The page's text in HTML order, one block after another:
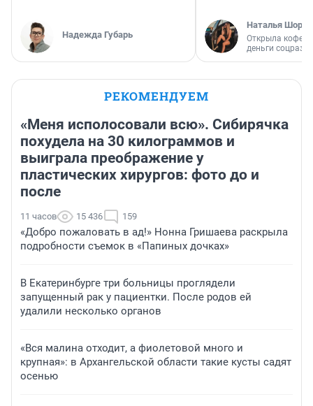
Надежда Губарь
Наталья
Открыла
деньги
РЕКОМЕНДУЕМ
«Меня исполосовали всю». Сибирячка
похудела на 30 килограммов и
выиграла преображение у
пластических хирургов: фото до и
после
11 часов 15 436 159
«Добро пожаловать в ад!» Нонна Гришаева раскрыла
подробности съемок в «Папиных дочках»
В Екатеринбурге три больницы проглядели
запущенный рак у пациентки. После родов ей
удалили несколько органов
«Вся малина отходит, а фиолетовой много и
крупная»: в Архангельской области такие кусты садят
осенью